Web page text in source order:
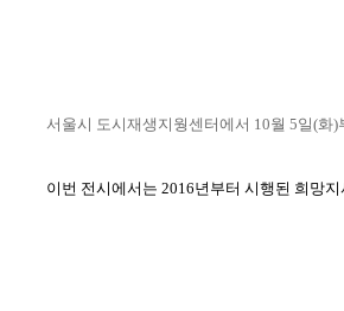
서울시 도시재생지웡센터에서 10월 5일(화
이번 전시에서는 2016년부터 시행된 희망